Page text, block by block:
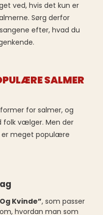
ved, hvis det kun er
Sørg derfor
efter, hvad du
SALMER
for salmer, og
folk vælger. Men der
er meget populære
Kvinde”, som passer
hvordan man som